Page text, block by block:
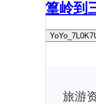
篁岭到
旅游